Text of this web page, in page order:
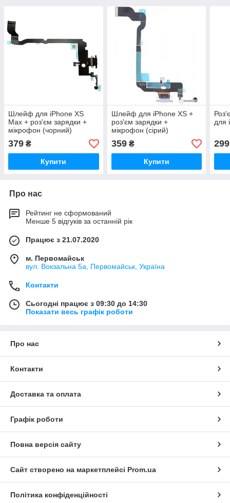
Шлейф для iPhone XS
Max + роз'єм зарядки +
мікрофон (чорний)
379 ₴
Купити
Шлейф для iPhone XS +
роз'єм зарядки +
мікрофон (сірий)
359₴
Купити
для
299
Про нас
Рейтинг не сформований
Менше 5 відгуків за останній рік
Працює з 21.07.2020
м. Первомайськ
вул. Вокзальна 5а, Первомайськ, Україна
Контакти
Сьогодні працює з 09:30 до 14:30
Показати весь графік роботи
Про нас
Контакти
Доставка та оплата
Графік роботи
Повна версія сайту
Сайт створено на маркетплейсі Prom.ua
Політика конфіденційності